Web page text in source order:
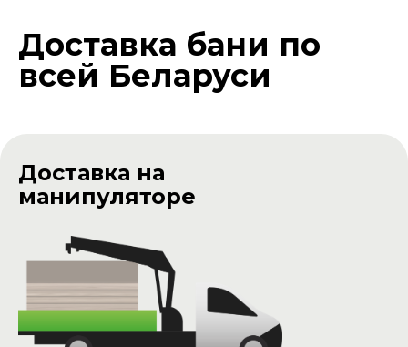
Доставка бани по
всей Беларуси
Доставка на
манипуляторе